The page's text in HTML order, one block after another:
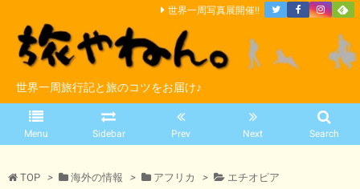
世界一周旅行記と旅のコツをお届け♪
Menu Sidebar Prev Next Search
世界一周写真展開催!!
TOP > 海外の情報 > アフリカ > エチオピア